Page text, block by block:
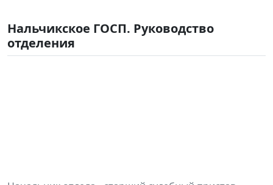
Нальчикское ГОСП. Руководство
отделения